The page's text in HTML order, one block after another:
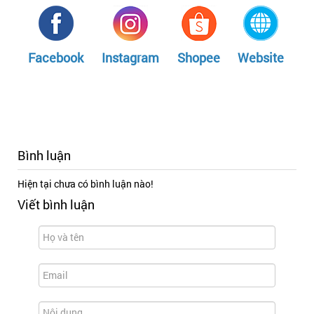
Facebook Instagram Shopee Website
Bình luận
Hiện tại chưa có bình luận nào!
Viết bình luận